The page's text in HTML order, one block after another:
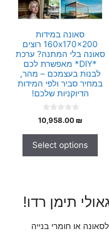
סאונה במידות
160x170x200 רוצים
סאונה בלי המתנה? ערכת
*DIY* מאפשרת לכם
לבנות בעצמכם – מהר,
במחיר סביר ולפי המידות
הדיוקניות שלכם!
0
o
o
5
10,958.00 ₪
Select options
תימן רדו!
או חומרי בנייה